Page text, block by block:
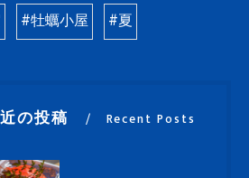
#牡蠣小屋 #夏
の投稿 Recent Posts